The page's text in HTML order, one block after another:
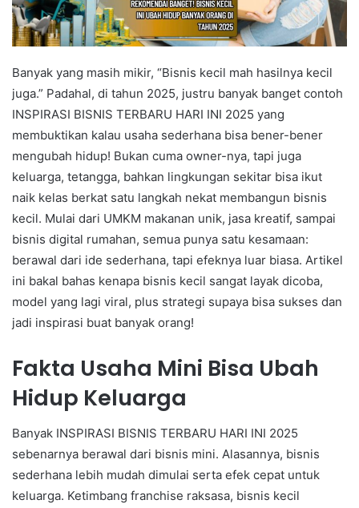
Banyak yang masih mikir, “Bisnis kecil mah hasilnya kecil
juga.” Padahal, di tahun 2025, justru banyak banget contoh
INSPIRASI BISNIS TERBARU HARI INI 2025 yang
membuktikan kalau usaha sederhana bisa bener-bener
mengubah hidup! Bukan cuma owner-nya, tapi juga
keluarga, tetangga, bahkan lingkungan sekitar bisa ikut
naik kelas berkat satu langkah nekat membangun bisnis
kecil. Mulai dari UMKM makanan unik, jasa kreatif, sampai
bisnis digital rumahan, semua punya satu kesamaan:
berawal dari ide sederhana, tapi efeknya luar biasa. Artikel
ini bakal bahas kenapa bisnis kecil sangat layak dicoba,
model yang lagi viral, plus strategi supaya bisa sukses dan
jadi inspirasi buat banyak orang!
Fakta Usaha Mini Bisa Ubah
Hidup Keluarga
Banyak INSPIRASI BISNIS TERBARU HARI INI 2025
sebenarnya berawal dari bisnis mini. Alasannya, bisnis
sederhana lebih mudah dimulai serta efek cepat untuk
keluarga. Ketimbang franchise raksasa, bisnis kecil